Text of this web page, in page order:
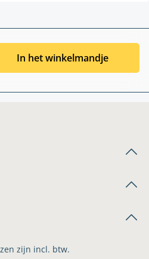
In het winkelmandje
zijn incl. btw.